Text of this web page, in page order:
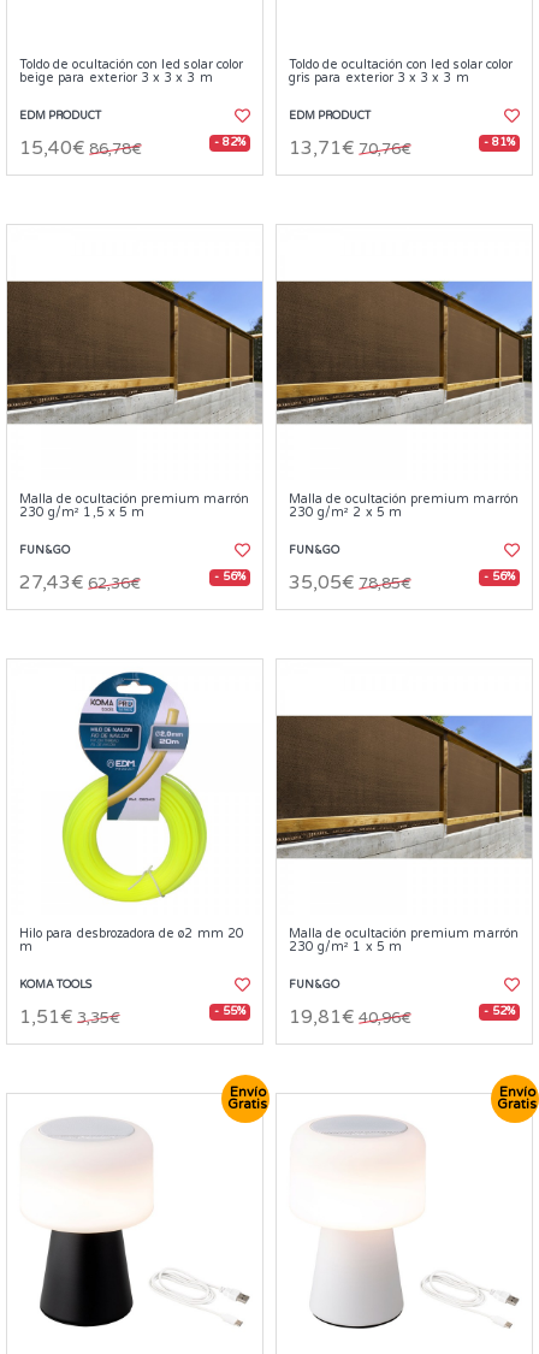
Toldo de ocultación con led solar color
beige para exterior 3 x 3 x 3 m
EDM PRODUCT
15,40€ 86,78€ - 82%
Toldo de ocultación con led solar color
gris para exterior 3 x 3 x 3 m
EDM PRODUCT
13,71€ 70,76€ - 81%
Malla de ocultación premium marrón
230 g/m² 1,5 x 5 m
FUN&GO
27,43€ 62,36€ - 56%
Malla de ocultación premium marrón
230 g/m² 2 x 5 m
FUN&GO
35,05€ 78,85€ - 56%
Hilo para desbrozadora de ø2 mm 20
m
KOMA TOOLS
1,51€ 3,35€ - 55%
Malla de ocultación premium marrón
230 g/m² 1 x 5 m
FUN&GO
19,81€ 40,96€ - 52%
Envío
Gratis
Envío
Gratis